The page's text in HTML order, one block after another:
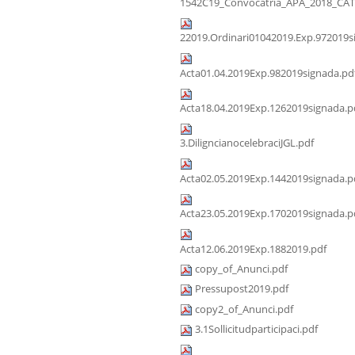
3.DiligncianocelebraciJGL.pdf
Acta12.06.2019Exp.1882019.pdf
copy_of_Anunci.pdf
Pressupost2019.pdf
copy2_of_Anunci.pdf
3.1Sollicitudparticipaci.pdf